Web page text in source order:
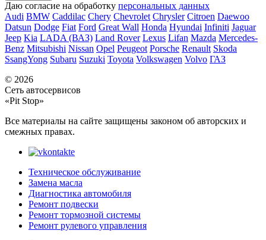
Даю согласие на обработку персональных данных
Audi BMW Caddilac Chery Chevrolet Chrysler Citroen Daewoo
Datsun Dodge Fiat Ford Great Wall Honda Hyundai Infiniti Jaguar
Jeep Kia LADA (ВАЗ) Land Rover Lexus Lifan Mazda Mercedes-
Benz Mitsubishi Nissan Opel Peugeot Porsche Renault Skoda
SsangYong Subaru Suzuki Toyota Volkswagen Volvo ГАЗ
© 2026
Сеть автосервисов
«Pit Stop»
Все материалы на сайте защищены законом об авторских и
смежных правах.
Техническое обслуживание
Замена масла
Диагностика автомобиля
Ремонт подвески
Ремонт тормозной системы
Ремонт рулевого управления